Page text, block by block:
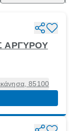
ΑΡΓΥΡΟΥ
85100